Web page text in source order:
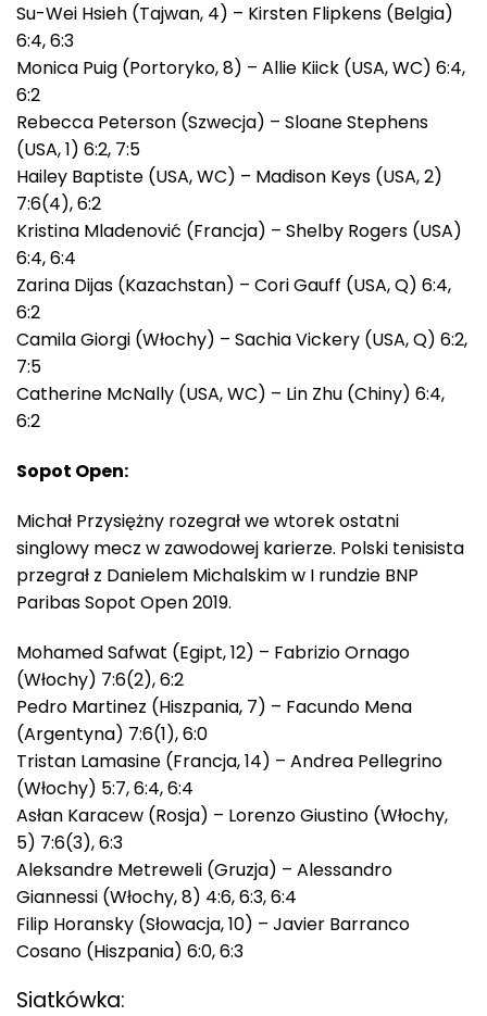
Su-Wei Hsieh (Tajwan, 4) – Kirsten Flipkens (Belgia)
6:4, 6:3
Monica Puig (Portoryko, 8) – Allie Kiick (USA, WC) 6:4,
6:2
Rebecca Peterson (Szwecja) – Sloane Stephens
(USA, 1) 6:2, 7:5
Hailey Baptiste (USA, WC) – Madison Keys (USA, 2)
7:6(4), 6:2
Kristina Mladenović (Francja) – Shelby Rogers (USA)
6:4, 6:4
Zarina Dijas (Kazachstan) – Cori Gauff (USA, Q) 6:4,
6:2
Camila Giorgi (Włochy) – Sachia Vickery (USA, Q) 6:2,
7:5
Catherine McNally (USA, WC) – Lin Zhu (Chiny) 6:4,
6:2
Sopot Open:
Michał Przysiężny rozegrał we wtorek ostatni
singlowy mecz w zawodowej karierze. Polski tenisista
przegrał z Danielem Michalskim w I rundzie BNP
Paribas Sopot Open 2019.
Mohamed Safwat (Egipt, 12) – Fabrizio Ornago
(Włochy) 7:6(2), 6:2
Pedro Martinez (Hiszpania, 7) – Facundo Mena
(Argentyna) 7:6(1), 6:0
Tristan Lamasine (Francja, 14) – Andrea Pellegrino
(Włochy) 5:7, 6:4, 6:4
Asłan Karacew (Rosja) – Lorenzo Giustino (Włochy,
5) 7:6(3), 6:3
Aleksandre Metreweli (Gruzja) – Alessandro
Giannessi (Włochy, 8) 4:6, 6:3, 6:4
Filip Horansky (Słowacja, 10) – Javier Barranco
Cosano (Hiszpania) 6:0, 6:3
Siatkówka: